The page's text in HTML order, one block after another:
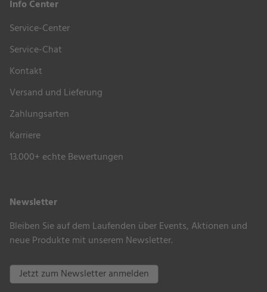
Der Gartentisch Aluminium/HPL wurde für den
Außenbereich
kompletten Tisch dennoch vor Verschmutzungen und
Umwelteinflüssen wie Blütenpollen oder Frost zu
schützen, empfehlen wir die Verwendung einer
passendenSchutzhülle
Empfohlene Schutzhüllen, Pflegemittel sowie die
zusätzliche Einlegeplatte können Sie weiter oben
unter“Zubehör & Extras”
Info Center
Service-Center
Service-Chat
Kontakt
Versand und Lieferung
Zahlungsarten
Karriere
13.000+ echte Bewertungen
Newsletter
Bleiben Sie auf dem Laufenden über Events, Aktionen und
neue Produkte mit unserem Newsletter.
Jetzt zum Newsletter anmelden